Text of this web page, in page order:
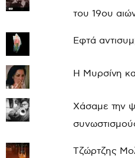
του 19ου
Εφτά
Η Μυρσίνη
Χάσαμε την
Τζώρτζης